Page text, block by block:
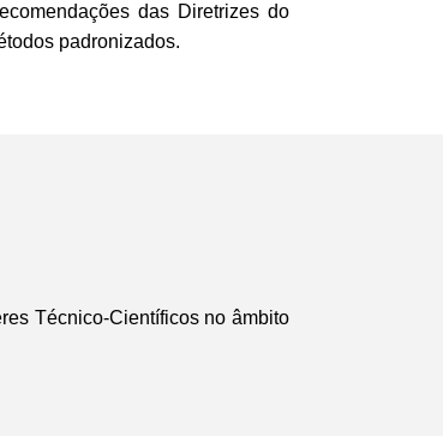
das Diretrizes do
padronizados.
Técnico-Científicos no âmbito